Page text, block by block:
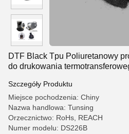
DTF Black Tpu Poliuretanowy
do drukowania
Szczegóły Produktu
Miejsce pochodzenia: Chiny
Nazwa handlowa: Tunsing
Orzecznictwo: RoHs, REACH
Numer modelu: DS226B